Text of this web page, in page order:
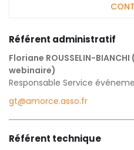
Référent administratif
Floriane ROUSSELIN-
webinaire)
Responsable Service
gt@amorce.asso.fr
Référent technique